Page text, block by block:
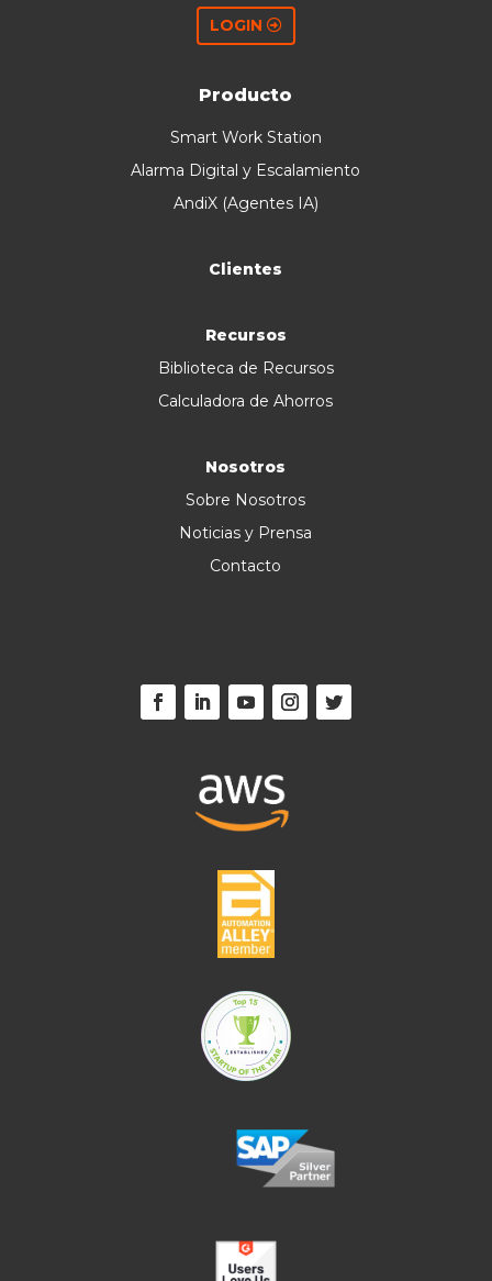
LOGIN
Producto
Smart Work Station
Alarma Digital y Escalamiento
AndiX (Agentes IA)
Clientes
Recursos
Biblioteca de Recursos
Calculadora de Ahorros
Nosotros
Sobre Nosotros
Noticias y Prensa
Contacto